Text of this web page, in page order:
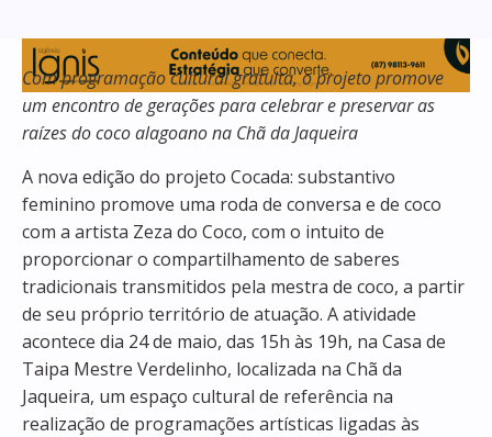
Com programação cultural gratuita, o projeto promove
um encontro de gerações para celebrar e preservar as
raízes do coco alagoano na Chã da Jaqueira
A nova edição do projeto Cocada: substantivo
feminino promove uma roda de conversa e de coco
com a artista Zeza do Coco, com o intuito de
proporcionar o compartilhamento de saberes
tradicionais transmitidos pela mestra de coco, a partir
de seu próprio território de atuação. A atividade
acontece dia 24 de maio, das 15h às 19h, na Casa de
Taipa Mestre Verdelinho, localizada na Chã da
Jaqueira, um espaço cultural de referência na
realização de programações artísticas ligadas às